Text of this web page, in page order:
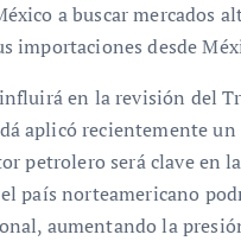
a buscar mercados
importaciones desde
en la revisión del
aplicó recientemente
petrolero será clave en
país norteamericano
aumentando la